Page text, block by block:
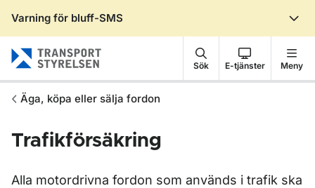
Varning för bluff-SMS
Sök E-tjänster Meny
Äga, köpa eller sälja fordon
Trafikförsäkring
Alla motordrivna fordon som används i trafik ska